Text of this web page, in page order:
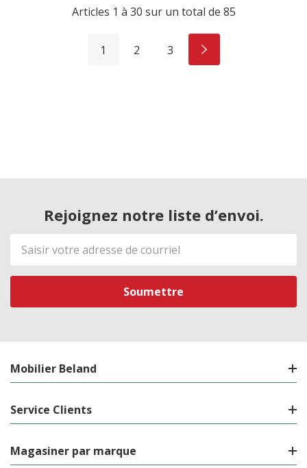
Articles 1 à 30 sur un total de 85
1 2 3
Rejoignez notre liste d’envoi.
Adresse
de
courriel
Mobilier Beland
Service Clients
Magasiner par marque